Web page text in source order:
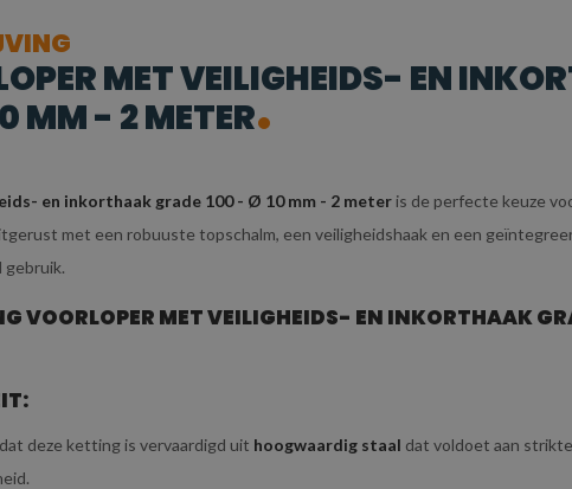
MET VEILIGHEIDS- EN
MM - 2 METER
en inkorthaak grade 100 - Ø 10 mm - 2 meteris de perfecte keuze
met een robuuste topschalm, een veiligheidshaak en een
gebruik.
VOORLOPER MET VEILIGHEIDS- EN INKORTHAAK
deze ketting is vervaardigd uit hoogwaardig staal dat voldoet aan